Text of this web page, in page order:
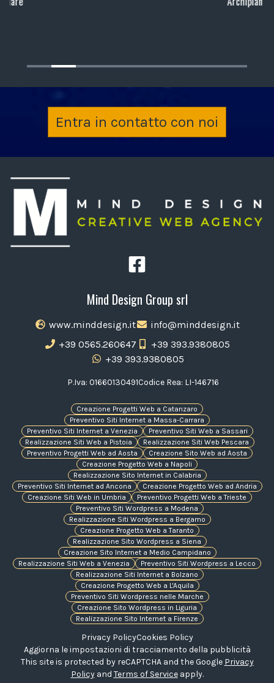
Entra in contatto con noi
Mind Design Group srl
www.minddesign.it
info@minddesign.it
+39 0565.260647
+39 393.9380805
+39 393.9380805
P.Iva: 01660130491Codice Rea: LI-146716
Creazione Progetti Web a Catanzaro
Preventivo Siti Internet a Massa-Carrara
Preventivo Siti Internet a Venezia
Preventivo Siti Web a Sassari
Realizzazione Siti Web a Pistoia
Realizzazione Siti Web Pescara
Preventivo Progetti Web ad Aosta
Creazione Sito Web ad Aosta
Creazione Progetto Web a Napoli
Realizzazione Sito Internet in Calabria
Preventivo Siti Internet ad Ancona
Creazione Progetto Web ad Andria
Creazione Siti Web in Umbria
Preventivo Progetti Web a Trieste
Preventivo Siti Wordpress a Modena
Realizzazione Siti Wordpress a Bergamo
Creazione Progetto Web a Taranto
Realizzazione Sito Wordpress a Siena
Creazione Sito Internet a Medio Campidano
Realizzazione Siti Web a Venezia
Preventivo Siti Wordpress a Lecco
Realizzazione Siti Internet a Bolzano
Creazione Progetto Web a L'Aquila
Preventivo Siti Wordpress nelle Marche
Creazione Sito Wordpress in Liguria
Realizzazione Sito Internet a Firenze
Privacy PolicyCookies Policy
Aggiorna le impostazioni di tracciamento della pubblicità
This site is protected by reCAPTCHA and the Google Privacy
Policyand Terms of Serviceapply.